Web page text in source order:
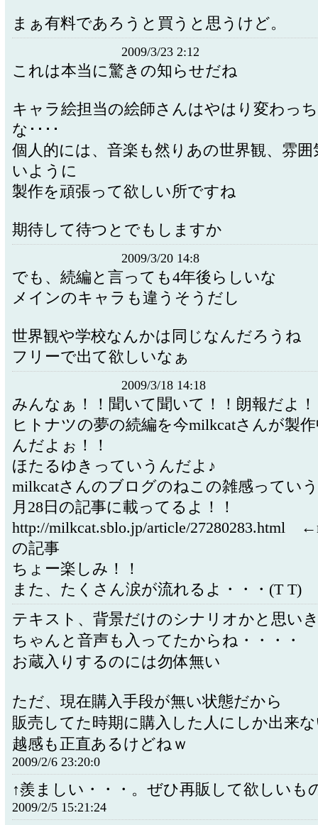
まぁ有料であろうと買うと思うけど。
2009/3/23 2:12
これは本当に驚きの知らせだね
キャラ絵担当の絵師さんはやはり変わっ
な････
個人的には、音楽も然りあの世界観、雰
いように
製作を頑張って欲しい所ですね
期待して待つとでもしますか
2009/3/20 14:8
でも、続編と言っても4年後らしいな
メインのキャラも違うそうだし
世界観や学校なんかは同じなんだろうね
フリーで出て欲しいなぁ
2009/3/18 14:18
みんなぁ！！聞いて聞いて！！朗報だよ
ヒトナツの夢の続編を今milkcatさんが製
んだよぉ！！
ほたるゆきっていうんだよ♪
milkcatさんのブログのねこの雑感ってい
月28日の記事に載ってるよ！！
http://milkcat.sblo.jp/article/27280283.html
の記事
ちょー楽しみ！！
また、たくさん涙が流れるよ・・・(T T)
テキスト、背景だけのシナリオかと思い
ちゃんと音声も入ってたからね・・・・
お蔵入りするのには勿体無い
ただ、現在購入手段が無い状態だから
販売してた時期に購入した人にしか出来
越感も正直あるけどねｗ
2009/2/6 23:20:0
↑羨ましい・・・。ぜひ再販して欲しいも
2009/2/5 15:21:24